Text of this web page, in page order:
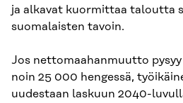
ja alkavat kuormittaa taloutta
suomalaisten tavoin.
Jos nettomaahanmuutto
noin 25 000 hengessä,
uudestaan laskuun 2040-